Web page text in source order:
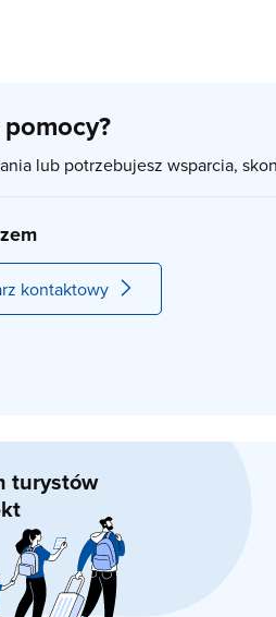
lub potrzebujesz wsparcia,
kontaktowy
turystów